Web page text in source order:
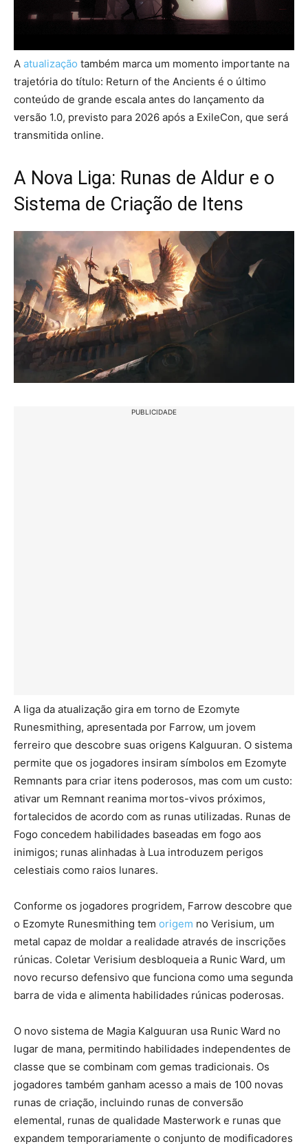
A atualização também marca um momento importante na
trajetória do título: Return of the Ancients é o último
conteúdo de grande escala antes do lançamento da
versão 1.0, previsto para 2026 após a ExileCon, que será
transmitida online.
A Nova Liga: Runas de Aldur e o
Sistema de Criação de Itens
PUBLICIDADE
A liga da atualização gira em torno de Ezomyte
Runesmithing, apresentada por Farrow, um jovem
ferreiro que descobre suas origens Kalguuran. O sistema
permite que os jogadores insiram símbolos em Ezomyte
Remnants para criar itens poderosos, mas com um custo:
ativar um Remnant reanima mortos-vivos próximos,
fortalecidos de acordo com as runas utilizadas. Runas de
Fogo concedem habilidades baseadas em fogo aos
inimigos; runas alinhadas à Lua introduzem perigos
celestiais como raios lunares.
Conforme os jogadores progridem, Farrow descobre que
o Ezomyte Runesmithing tem origem no Verisium, um
metal capaz de moldar a realidade através de inscrições
rúnicas. Coletar Verisium desbloqueia a Runic Ward, um
novo recurso defensivo que funciona como uma segunda
barra de vida e alimenta habilidades rúnicas poderosas.
O novo sistema de Magia Kalguuran usa Runic Ward no
lugar de mana, permitindo habilidades independentes de
classe que se combinam com gemas tradicionais. Os
jogadores também ganham acesso a mais de 100 novas
runas de criação, incluindo runas de conversão
elemental, runas de qualidade Masterwork e runas que
expandem temporariamente o conjunto de modificadores